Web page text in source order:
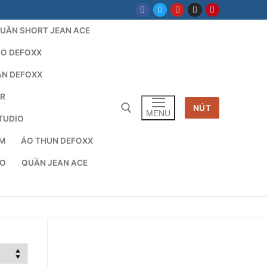
SHORT JEAN ACE
DEFOXX
DEFOXX
ÁO THUN DEFOXX
QUẦN JEAN ACE
MENU
NÚT